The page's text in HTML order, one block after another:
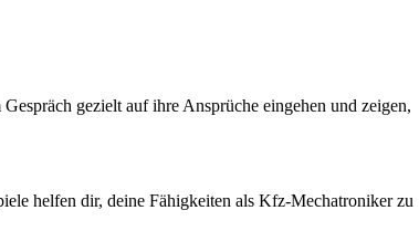
gezielt auf ihre Ansprüche eingehen und zeigen,
helfen dir, deine Fähigkeiten als Kfz-Mechatroniker zu